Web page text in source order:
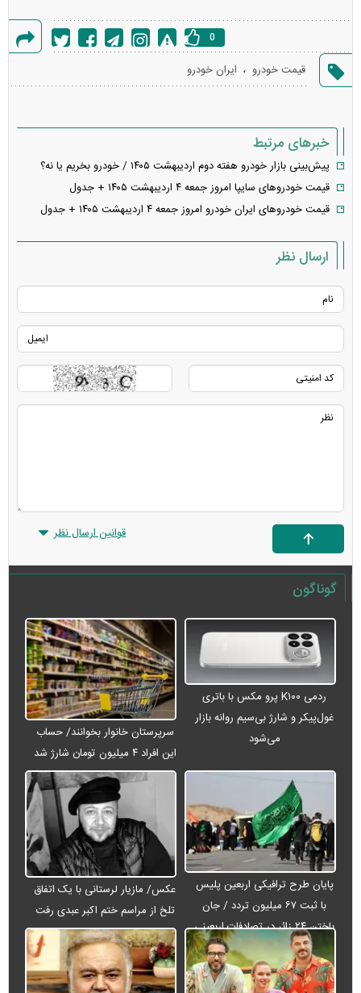
خطا
0
قیمت خودرو ، ایران خودرو
خبرهای مرتبط
پیش‌بینی بازار خودرو هفته دوم اردیبهشت ۱۴۰۵ / خودرو بخریم یا نه؟
قیمت خودرو‌های سایپا امروز جمعه ۴ اردیبهشت ۱۴۰۵ + جدول
قیمت خودرو‌های ایران خودرو امروز جمعه ۴ اردیبهشت ۱۴۰۵ + جدول
ارسال نظر
قوانین ارسال نظر
گوناگون
ردمی K۱۰۰ پرو مکس با باتری
غول‌پیکر و شارژ بی‌سیم روانه بازار
می‌شود
سرپرستان خانوار بخوانند/ حساب
این افراد ۴ میلیون تومان شارژ شد
پایان طرح ترافیکی اربعین پلیس
با ثبت ۶۷ میلیون تردد / جان
باختن ۲۴ زائر در تصادفات اربعینی
عکس/ مازیار لرستانی با یک اتفاق
تلخ از مراسم ختم اکبر عبدی رفت